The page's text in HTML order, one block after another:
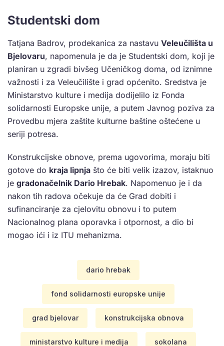
Studentski dom
Tatjana Badrov, prodekanica za nastavu Veleučilišta u
Bjelovaru, napomenula je da je Studentski dom, koji je
planiran u zgradi bivšeg Učeničkog doma, od iznimne
važnosti i za Veleučilište i grad općenito. Sredstva je
Ministarstvo kulture i medija dodijelilo iz Fonda
solidarnosti Europske unije, a putem Javnog poziva za
Provedbu mjera zaštite kulturne baštine oštećene u
seriji potresa.
Konstrukcijske obnove, prema ugovorima, moraju biti
gotove do kraja lipnja što će biti velik izazov, istaknuo
je gradonačelnik Dario Hrebak. Napomenuo je i da
nakon tih radova očekuje da će Grad dobiti i
sufinanciranje za cjelovitu obnovu i to putem
Nacionalnog plana oporavka i otpornost, a dio bi
mogao ići i iz ITU mehanizma.
dario hrebak
fond solidarnosti europske unije
grad bjelovar konstrukcijska obnova
ministarstvo kulture i medija sokolana